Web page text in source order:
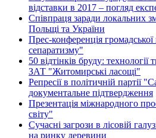
відставки в 2017 – погляд
Співпраця заради локальних
Польщі та України
Прес-конференція
сепаратизму"
50 відтінків бруду: технології
ЗАТ "Житомирські ласощі"
Репресії в політичній партії
документальне підтвердження
Презентація міжнародного
світу"
Сучасні загрози в лісовій
на ринку деревини